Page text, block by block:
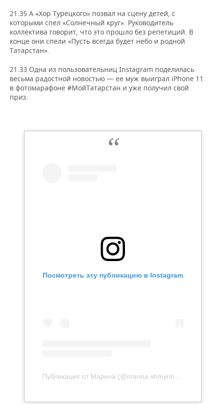
21.35 А «Хор Турецкого» позвал на сцену детей, с
которыми спел «Солнечный круг». Руководитель
коллектива говорит, что это прошло без репетиций. В
конце они спели «Пусть всегда будет небо и родной
Татарстан».
21.33 Одна из пользовательниц Instagram поделилась
весьма радостной новостью — ее муж выиграл iPhone 11
в фотомарафоне #МойТатарстан и уже получил свой
приз.
Посмотреть эту публикацию в Instagram
Публикация от Марина (@marina.shmyrina)